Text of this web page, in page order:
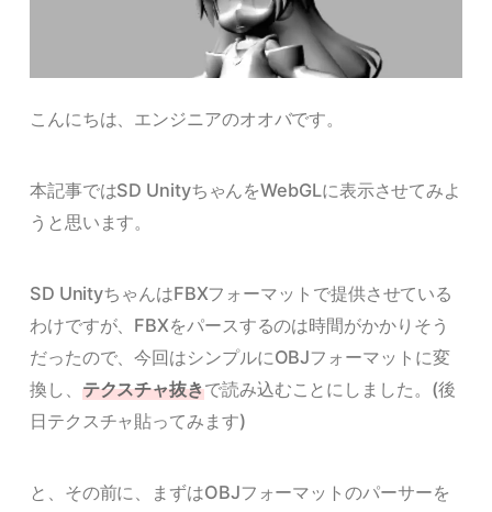
こんにちは、エンジニアのオオバです。
本記事ではSD UnityちゃんをWebGLに表示させてみよ
うと思います。
SD UnityちゃんはFBXフォーマットで提供させている
わけですが、FBXをパースするのは時間がかかりそう
だったので、今回はシンプルにOBJフォーマットに変
換し、 テクスチャ抜きで読み込むことにしました。(後
日テクスチャ貼ってみます)
と、その前に、まずはOBJフォーマットのパーサーを